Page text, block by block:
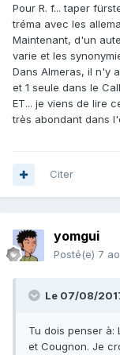
Pour R. f... taper
tréma avec les
Maintenant, d'un
varie et les
Dans Almeras, il n'y
et 1 seule dans le
ET... je viens de lire
très abondant dans
Citer
yomgui
Posté(e) 7
Le 07/08/
Tu dois penser à:
et Cougnon. Je